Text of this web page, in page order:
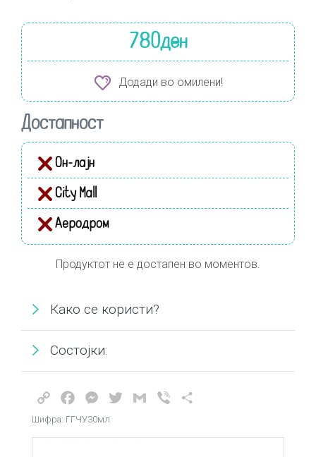
780ден
Додади во омилени!
Достапност
Он-лајн
City Mall
Аеродром
Продуктот не е достапен во моментов.
Како се користи?
Состојки:
Copy
Link
FacebookMessenger
TwitterGmail Viber
Шифра: ГГЧУ30мл